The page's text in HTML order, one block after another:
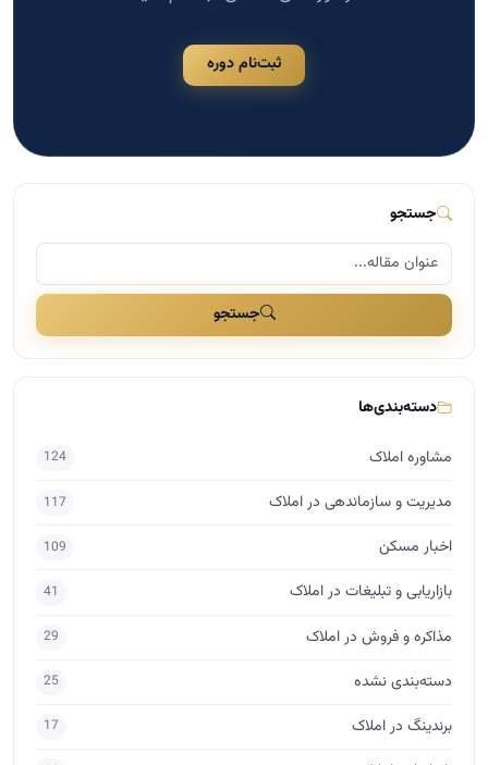
ثبت‌نام دوره
جستجو
جستجو
دسته‌بندی‌ها
مشاوره املاک 124
مدیریت و سازماندهی در املاک 117
اخبار مسکن 109
بازاریابی و تبلیغات در املاک 41
مذاکره و فروش در املاک 29
دسته‌بندی نشده 25
برندینگ در املاک 17